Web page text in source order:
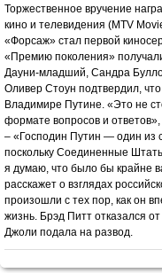
Торжественное вручение
кино и телевидения (MTV
«Форсаж» стал первой
«Премию поколения»
Дауни-младший, Сандра
Оливер Стоун подтвердил,
Владимире Путине. «Это не
формате вопросов и
– «Господин Путин — один из
поскольку Соединенные
я думаю, что было бы крайне
расскажет о взглядах
произошли с тех пор, как он
жизнь. Брэд Питт отказался
Джоли подала на развод.